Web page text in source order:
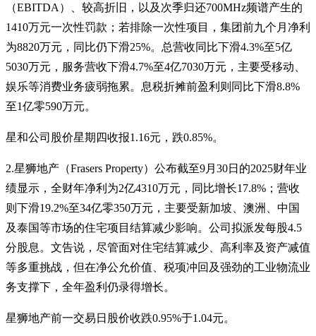
（EBITDA）、较高折旧，以及次季归还700MHz频谱产生的
1410万元一次性罚款；若排除一次性项目，集团前九个月净利
为8820万元，同比仍下滑25%。总营收同比下滑4.3%至5亿
5030万元，服务营收下滑4.7%至4亿7030万元，主要受移动、
娱乐等消费业务疲弱拖累。息税折摊前盈利则同比下滑8.8%
至1亿零590万元。
星和公司股价星期四收报1.16元，跌0.85%。
2.星狮地产（Frasers Property）公布截至9月30日的2025财年业
绩显示，全财年净利为2亿4310万元，同比增长17.8%；营收
则下滑19.2%至34亿零350万元，主要受新加坡、澳洲、中国
及泰国等市场的住宅项目结算减少影响。公司拟派发每股4.5
分股息。文告说，尽管面对住宅结算减少、高利率及资产减值
等多重挑战，但在净公允价值、税项冲回及强劲的工业物流业
务支撑下，全年盈利仍录得增长。
星狮地产前一交易日股价收跌0.95%于1.04元。